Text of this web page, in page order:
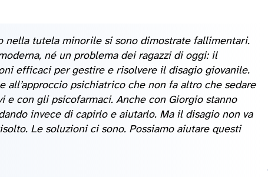
nella tutela minorile si sono dimostrate fallimentari.
né un problema dei ragazzi di oggi: il
efficaci per gestire e risolvere il disagio giovanile.
all’approccio psichiatrico che non fa altro che sedare
con gli psicofarmaci. Anche con Giorgio stanno
invece di capirlo e aiutarlo. Ma il disagio non va
Le soluzioni ci sono. Possiamo aiutare questi